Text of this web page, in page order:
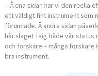
– Å ena sidan har vi den reella
ett väldigt fint instrument som
förunnade. Å andra sidan
här slaget i sig både vår
och forskare – många
bra instrument.